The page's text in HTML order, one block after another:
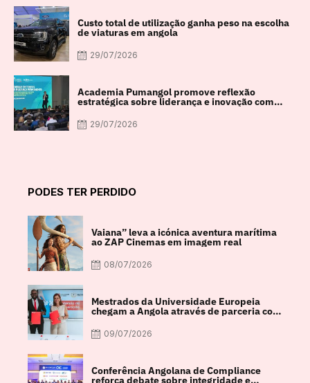
Custo total de utilização ganha peso na escolha
de viaturas em angola
29/07/2026
Academia Pumangol promove reflexão
estratégica sobre liderança e inovação com
29/07/2026
PODES TER PERDIDO
Vaiana” leva a icónica aventura marítima
ao ZAP Cinemas em imagem real
08/07/2026
Mestrados da Universidade Europeia
chegam a Angola através de parceria com
09/07/2026
Conferência Angolana de Compliance
reforça debate sobre integridade e